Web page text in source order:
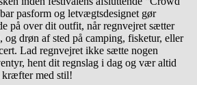
pasform og letvægtsdesignet gør
på over dit outfit, når regnvejret sætter
drøn af sted på camping, fisketur, eller
Lad regnvejret ikke sætte nogen
hent dit regnslag i dag og vær altid
kræfter med stil!